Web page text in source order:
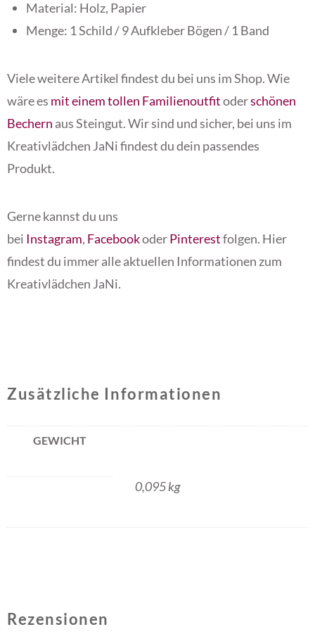
Material: Holz, Papier
Menge: 1 Schild / 9 Aufkleber Bögen / 1 Band
Viele weitere Artikel findest du bei uns im Shop. Wie
wäre es mit einem tollen Familienoutfitoderschönen
Bechern aus Steingut. Wir sind und sicher, bei uns im
Kreativlädchen JaNi findest du dein passendes
Produkt.
Gerne kannst du uns
bei Instagram, FacebookoderPinterestfolgen. Hier
findest du immer alle aktuellen Informationen zum
Kreativlädchen JaNi.
Zusätzliche Informationen
GEWICHT
0,095 kg
Rezensionen